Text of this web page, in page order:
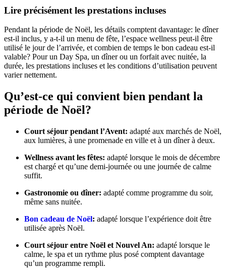
Lire précisément les prestations incluses
Pendant la période de Noël, les détails comptent davantage: le dîner
est-il inclus, y a-t-il un menu de fête, l’espace wellness peut-il être
utilisé le jour de l’arrivée, et combien de temps le bon cadeau est-il
valable? Pour un Day Spa, un dîner ou un forfait avec nuitée, la
durée, les prestations incluses et les conditions d’utilisation peuvent
varier nettement.
Qu’est-ce qui convient bien pendant la
période de Noël?
Court séjour pendant l’Avent: adapté aux marchés de Noël,
aux lumières, à une promenade en ville et à un dîner à deux.
Wellness avant les fêtes: adapté lorsque le mois de décembre
est chargé et qu’une demi-journée ou une journée de calme
suffit.
Gastronomie ou dîner: adapté comme programme du soir,
même sans nuitée.
Bon cadeau de Noël: adapté lorsque l’expérience doit être
utilisée après Noël.
Court séjour entre Noël et Nouvel An: adapté lorsque le
calme, le spa et un rythme plus posé comptent davantage
qu’un programme rempli.